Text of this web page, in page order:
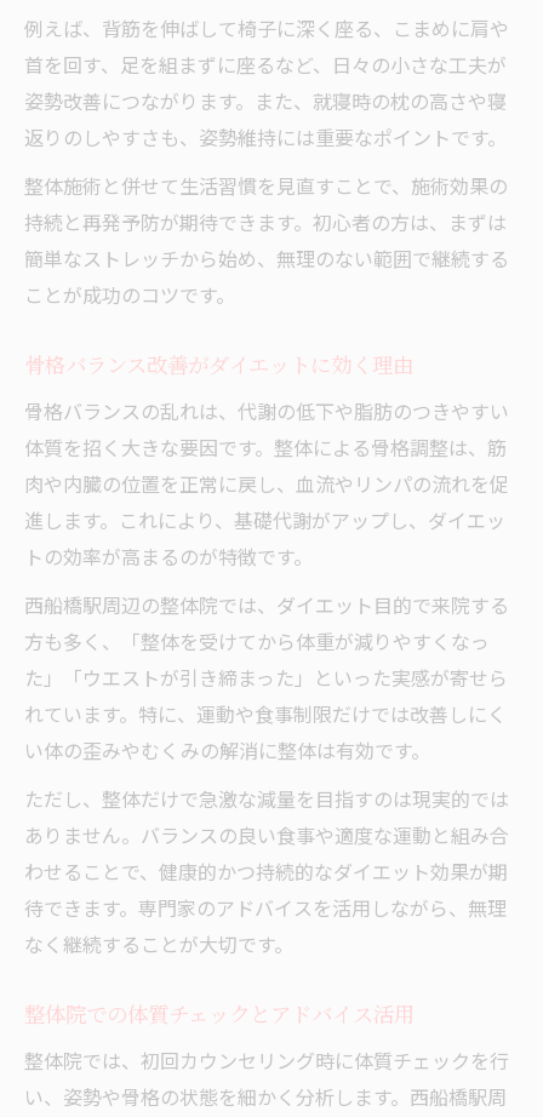
例えば、背筋を伸ばして椅子に深く座る、こまめに肩や
首を回す、足を組まずに座るなど、日々の小さな工夫が
姿勢改善につながります。また、就寝時の枕の高さや寝
返りのしやすさも、姿勢維持には重要なポイントです。
整体施術と併せて生活習慣を見直すことで、施術効果の
持続と再発予防が期待できます。初心者の方は、まずは
簡単なストレッチから始め、無理のない範囲で継続する
ことが成功のコツです。
骨格バランス改善がダイエットに効く理由
骨格バランスの乱れは、代謝の低下や脂肪のつきやすい
体質を招く大きな要因です。整体による骨格調整は、筋
肉や内臓の位置を正常に戻し、血流やリンパの流れを促
進します。これにより、基礎代謝がアップし、ダイエッ
トの効率が高まるのが特徴です。
西船橋駅周辺の整体院では、ダイエット目的で来院する
方も多く、「整体を受けてから体重が減りやすくなっ
た」「ウエストが引き締まった」といった実感が寄せら
れています。特に、運動や食事制限だけでは改善しにく
い体の歪みやむくみの解消に整体は有効です。
ただし、整体だけで急激な減量を目指すのは現実的では
ありません。バランスの良い食事や適度な運動と組み合
わせることで、健康的かつ持続的なダイエット効果が期
待できます。専門家のアドバイスを活用しながら、無理
なく継続することが大切です。
整体院での体質チェックとアドバイス活用
整体院では、初回カウンセリング時に体質チェックを行
い、姿勢や骨格の状態を細かく分析します。西船橋駅周